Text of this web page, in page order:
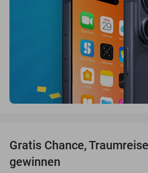
Gratis Chance,
gewinnen